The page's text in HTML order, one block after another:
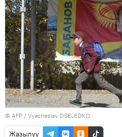
© AFP / Vyacheslav OSELEDKO
Жазылуу